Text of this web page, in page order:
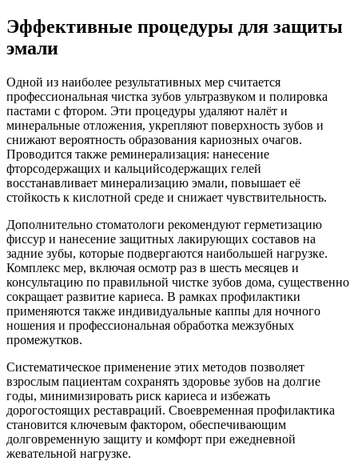
Эффективные процедуры для защиты
эмали
Одной из наиболее результативных мер считается
профессиональная чистка зубов ультразвуком и полировка
пастами с фтором. Эти процедуры удаляют налёт и
минеральные отложения, укрепляют поверхность зубов и
снижают вероятность образования кариозных очагов.
Проводится также реминерализация: нанесение
фторсодержащих и кальцийсодержащих гелей
восстанавливает минерализацию эмали, повышает её
стойкость к кислотной среде и снижает чувствительность.
Дополнительно стоматологи рекомендуют герметизацию
фиссур и нанесение защитных лакирующих составов на
задние зубы, которые подвергаются наибольшей нагрузке.
Комплекс мер, включая осмотр раз в шесть месяцев и
консультацию по правильной чистке зубов дома, существенно
сокращает развитие кариеса. В рамках профилактики
применяются также индивидуальные каппы для ночного
ношения и профессиональная обработка межзубных
промежутков.
Систематическое применение этих методов позволяет
взрослым пациентам сохранять здоровье зубов на долгие
годы, минимизировать риск кариеса и избежать
дорогостоящих реставраций. Своевременная профилактика
становится ключевым фактором, обеспечивающим
долговременную защиту и комфорт при ежедневной
жевательной нагрузке.